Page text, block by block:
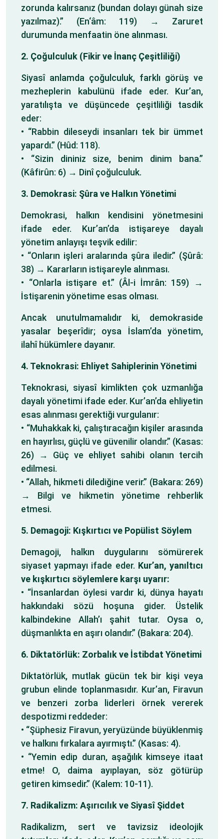
zorunda kalırsanız (bundan dolayı günah size
yazılmaz).” (En‘âm: 119) → Zaruret
durumunda menfaatin öne alınması.
2. Çoğulculuk (Fikir ve İnanç Çeşitliliği)
Siyasî anlamda çoğulculuk, farklı görüş ve
mezheplerin kabulünü ifade eder. Kur’an,
yaratılışta ve düşüncede çeşitliliği tasdik
eder:
• “Rabbin dileseydi insanları tek bir ümmet
yapardı.” (Hûd: 118).
• “Sizin dininiz size, benim dinim bana.”
(Kâfirûn: 6) → Dinî çoğulculuk.
3. Demokrasi: Şûra ve Halkın Yönetimi
Demokrasi, halkın kendisini yönetmesini
ifade eder. Kur’an’da istişareye dayalı
yönetim anlayışı teşvik edilir:
• “Onların işleri aralarında şûra iledir.” (Şûrâ:
38) → Kararların istişareyle alınması.
• “Onlarla istişare et.” (Âl-i İmrân: 159) →
İstişarenin yönetime esas olması.
Ancak unutulmamalıdır ki, demokraside
yasalar beşerîdir; oysa İslam’da yönetim,
ilahî hükümlere dayanır.
4. Teknokrasi: Ehliyet Sahiplerinin Yönetimi
Teknokrasi, siyasî kimlikten çok uzmanlığa
dayalı yönetimi ifade eder. Kur’an’da ehliyetin
esas alınması gerektiği vurgulanır:
• “Muhakkak ki, çalıştıracağın kişiler arasında
en hayırlısı, güçlü ve güvenilir olandır.” (Kasas:
26) → Güç ve ehliyet sahibi olanın tercih
edilmesi.
• “Allah, hikmeti dilediğine verir.” (Bakara: 269)
→ Bilgi ve hikmetin yönetime rehberlik
etmesi.
5. Demagoji: Kışkırtıcı ve Popülist Söylem
Demagoji, halkın duygularını sömürerek
siyaset yapmayı ifade eder. Kur’an, yanıltıcı
ve kışkırtıcı söylemlere karşı uyarır:
• “İnsanlardan öylesi vardır ki, dünya hayatı
hakkındaki sözü hoşuna gider. Üstelik
kalbindekine Allah’ı şahit tutar. Oysa o,
düşmanlıkta en aşırı olandır.” (Bakara: 204).
6. Diktatörlük: Zorbalık ve İstibdat Yönetimi
Diktatörlük, mutlak gücün tek bir kişi veya
grubun elinde toplanmasıdır. Kur’an, Firavun
ve benzeri zorba liderleri örnek vererek
despotizmi reddeder:
• “Şüphesiz Firavun, yeryüzünde büyüklenmiş
ve halkını fırkalara ayırmıştı.” (Kasas: 4).
• “Yemin edip duran, aşağılık kimseye itaat
etme! O, daima ayıplayan, söz götürüp
getiren kimsedir.” (Kalem: 10-11).
7. Radikalizm: Aşırıcılık ve Siyasî Şiddet
Radikalizm, sert ve tavizsiz ideolojik